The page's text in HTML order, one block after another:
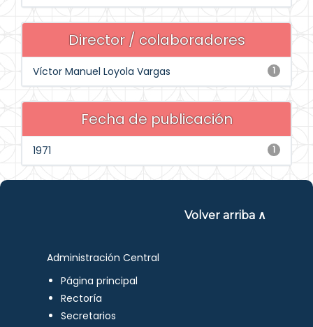
Director / colaboradores
1
Víctor Manuel Loyola Vargas
Fecha de publicación
1
1971
Volver arriba ∧
Administración Central
Página principal
Rectoría
Secretarios